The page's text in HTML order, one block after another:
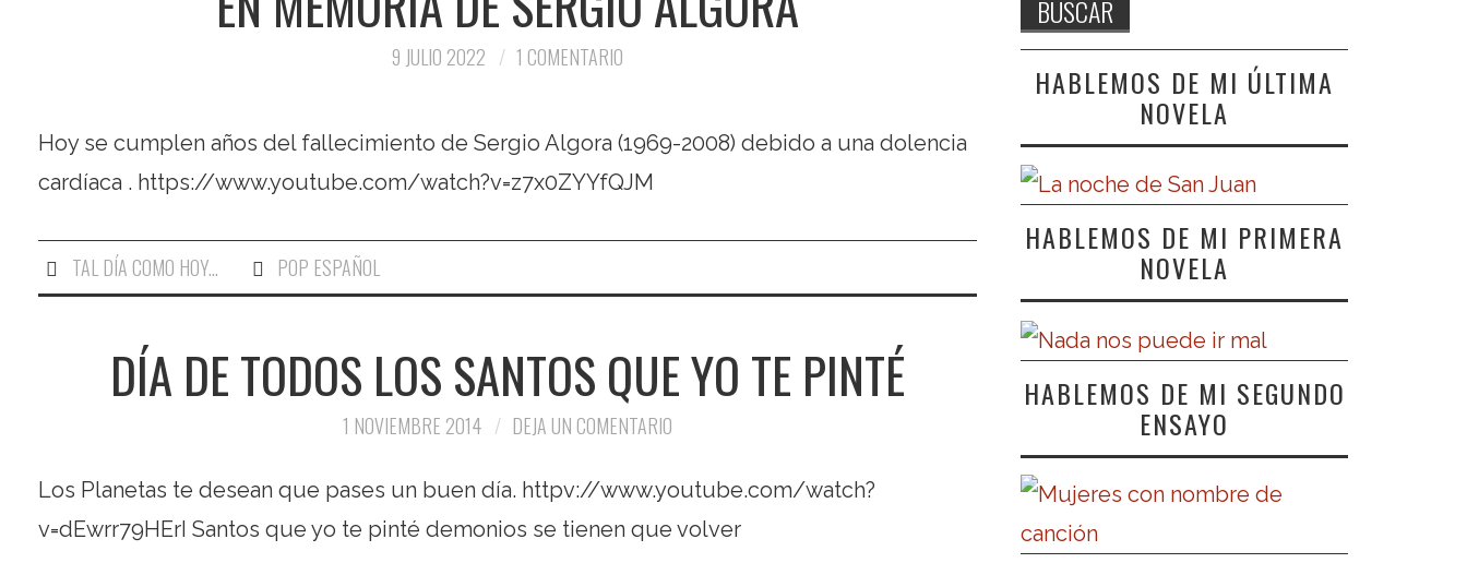
9 JULIO 2022 1 COMENTARIO
Hoy se cumplen años del fallecimiento de Sergio Algora (1969-2008) debido a una dolencia
cardíaca . https://www.youtube.com/watch?v=z7x0ZYYfQJM
TAL DÍA COMO HOY... POP ESPAÑOL
DÍA DE TODOS LOS SANTOS QUE YO TE PINTÉ
1 NOVIEMBRE 2014 DEJA UN COMENTARIO
Los Planetas te desean que pases un buen día. httpv://www.youtube.com/watch?
v=dEwrr79HErI Santos que yo te pinté demonios se tienen que volver
HABLEMOS DE MI ÚLTIMA
NOVELA
HABLEMOS DE MI PRIMERA
NOVELA
HABLEMOS DE MI SEGUNDO
ENSAYO